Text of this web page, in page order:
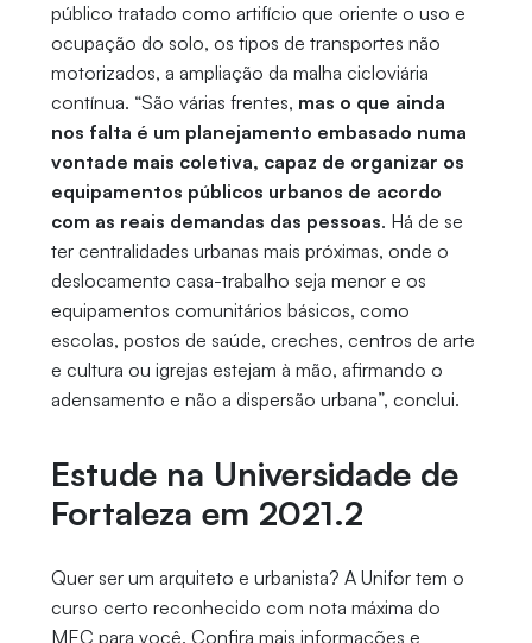
público tratado como artifício que oriente o uso e
ocupação do solo, os tipos de transportes não
motorizados, a ampliação da malha cicloviária
contínua. “São várias frentes, mas o que ainda
nos falta é um planejamento embasado numa
vontade mais coletiva, capaz de organizar os
equipamentos públicos urbanos de acordo
com as reais demandas das pessoas. Há de se
ter centralidades urbanas mais próximas, onde o
deslocamento casa-trabalho seja menor e os
equipamentos comunitários básicos, como
escolas, postos de saúde, creches, centros de arte
e cultura ou igrejas estejam à mão, afirmando o
adensamento e não a dispersão urbana”, conclui.
Estude na Universidade de
Fortaleza em 2021.2
Quer ser um arquiteto e urbanista? A Unifor tem o
curso certo reconhecido com nota máxima do
MEC para você. Confira mais informações e